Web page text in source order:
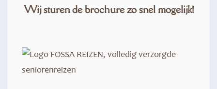
Wij sturen de brochure zo snel mogelijk!